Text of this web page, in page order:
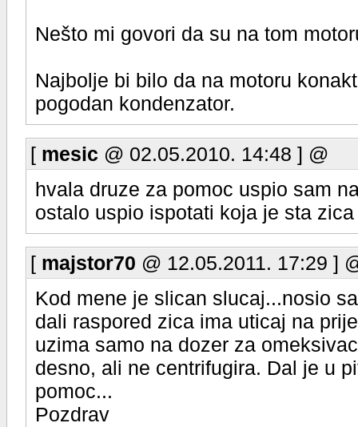
Nešto mi govori da su na tom
Najbolje bi bilo da na motoru
pogodan kondenzator.
[ mesic @ 02.05.2010. 14:48 ] @
hvala druze za pomoc uspio sam
ostalo uspio ispotati koja je sta
[ majstor70 @ 12.05.2011. 17:29 ]
Kod mene je slican slucaj...nosio
dali raspored zica ima uticaj na
uzima samo na dozer za
desno, ali ne centrifugira. Dal je u
pomoc...
Pozdrav